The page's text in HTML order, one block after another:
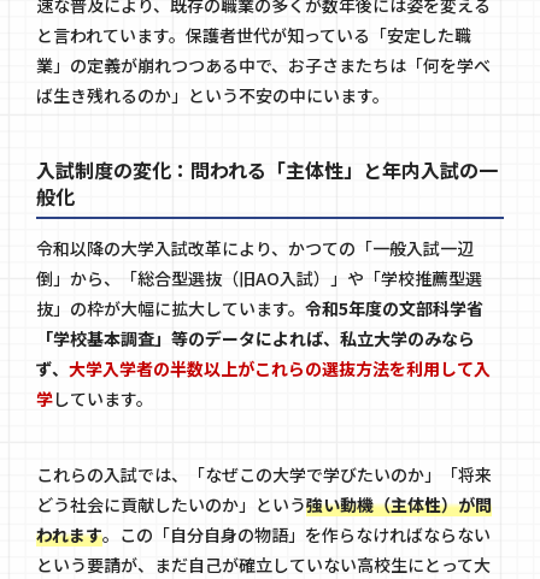
と言われています。保護者世代が知っている「安定した職
業」の定義が崩れつつある中で、お子さまたちは「何を学べ
ば生き残れるのか」という不安の中にいます。
入試制度の変化：問われる「主体性」と年内入試の一
般化
令和以降の大学入試改革により、かつての「一般入試一辺
倒」から、「総合型選抜（旧AO入試）」や「学校推薦型選
抜」の枠が大幅に拡大しています。 令和5年度の文部科学省
「学校基本調査」等のデータによれば、私立大学のみなら
ず、 大学入学者の半数以上がこれらの選抜方法を利用して入
学しています。
これらの入試では、「なぜこの大学で学びたいのか」「将来
どう社会に貢献したいのか」という強い動機（主体性）が問
われます。この「自分自身の物語」を作らなければならない
という要請が、まだ自己が確立していない高校生にとって大